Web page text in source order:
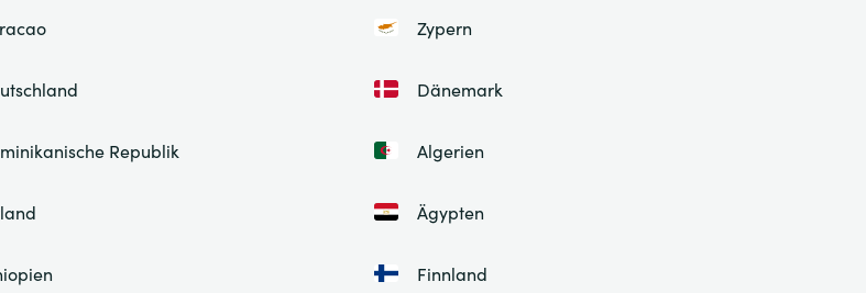
Zypern
Dänemark
Republik Algerien
Ägypten
Finnland